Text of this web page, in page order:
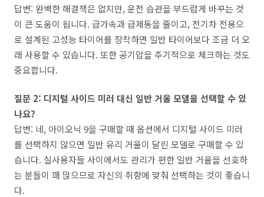
답변: 완벽한 해결책은 없지만, 운전 습관을 부드럽게 바꾸는 것
이 큰 도움이 됩니다. 급가속과 급제동을 줄이고, 전기차 전용으
로 설계된 고성능 타이어를 장착하면 일반 타이어보다 조금 더 오
래 사용할 수 있습니다. 또한 공기압을 주기적으로 체크하는 것도
중요합니다.
질문 2: 디지털 사이드 미러 대신 일반 거울 모델을 선택할 수 있
나요?
답변: 네, 아이오닉 9을 구매할 때 옵션에서 디지털 사이드 미러
를 선택하지 않으면 일반 유리 거울이 달린 모델로 구매할 수 있
습니다. 실사용자들 사이에서도 관리가 편한 일반 거울을 선호하
는 분들이 꽤 많으므로 자신의 취향에 맞춰 선택하는 것이 좋습니
다.